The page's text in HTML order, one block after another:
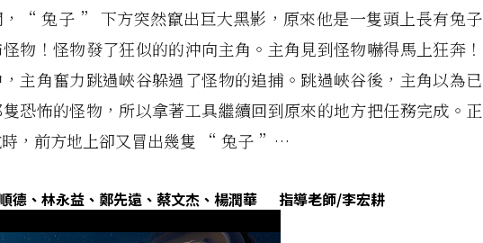
，“ 兔子 ” 下方突然竄出巨大黑影，原來他是一隻頭上長有兔子
物！怪物發了狂似的的沖向主角。主角見到怪物嚇得馬上狂奔！
主角奮力跳過峽谷躲過了怪物的追捕。跳過峽谷後，主角以為已
恐怖的怪物，所以拿著工具繼續回到原來的地方把任務完成。正
時，前方地上卻又冒出幾隻 “ 兔子 ”…
德、林永益、鄭先遠、蔡文杰、楊潤華 指導老師/李宏耕